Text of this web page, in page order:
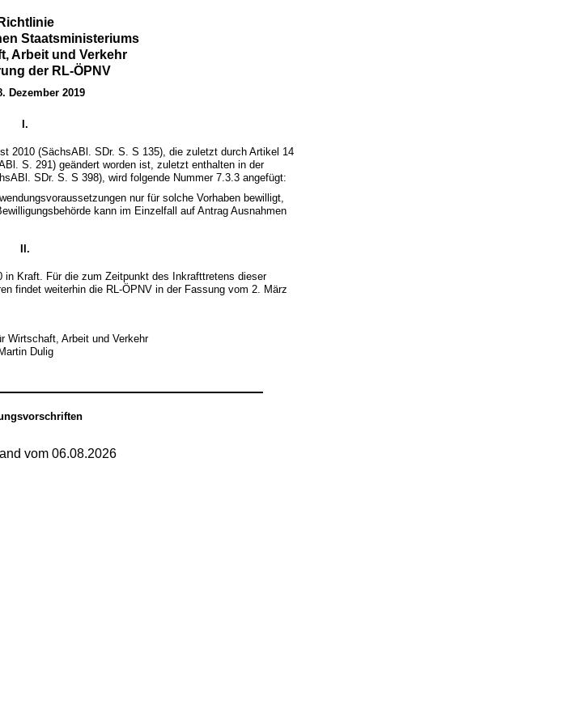
Richtlinie
Staatsministeriums
Arbeit und Verkehr
der RL-ÖPNV
Dezember 2019
I.
2010 (SächsABl. SDr. S. S 135), die zuletzt durch Artikel 14
S. 291) geändert worden ist, zuletzt enthalten in der
SDr. S. S 398), wird folgende Nummer 7.3.3 angefügt:
nur für solche Vorhaben bewilligt,
kann im Einzelfall auf Antrag Ausnahmen
II.
Kraft. Für die zum Zeitpunkt des Inkrafttretens dieser
findet weiterhin die RL-ÖPNV in der Fassung vom 2. März
Wirtschaft, Arbeit und Verkehr
Martin Dulig
vom 06.08.2026